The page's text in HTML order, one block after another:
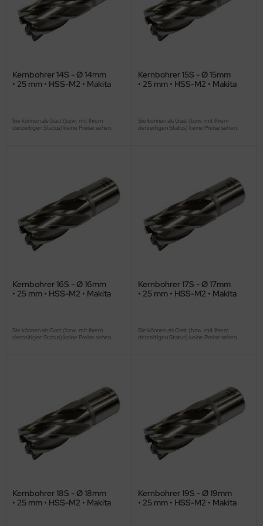
Kernbohrer 14S - Ø 14mm
• 25 mm • HSS-M2 • Makita
Sie können als Gast (bzw. mit Ihrem
derzeitigen Status) keine Preise sehen.
Kernbohrer 15S - Ø 15mm
• 25 mm • HSS-M2 • Makita
Sie können als Gast (bzw. mit Ihrem
derzeitigen Status) keine Preise sehen.
Kernbohrer 16S - Ø 16mm
• 25 mm • HSS-M2 • Makita
Sie können als Gast (bzw. mit Ihrem
derzeitigen Status) keine Preise sehen.
Kernbohrer 17S - Ø 17mm
• 25 mm • HSS-M2 • Makita
Sie können als Gast (bzw. mit Ihrem
derzeitigen Status) keine Preise sehen.
Kernbohrer 18S - Ø 18mm
• 25 mm • HSS-M2 • Makita
Kernbohrer 19S - Ø 19mm
• 25 mm • HSS-M2 • Makita